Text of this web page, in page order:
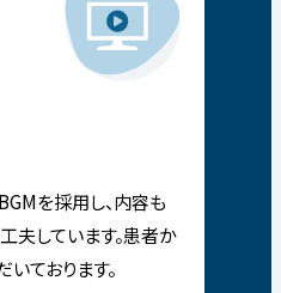
を採用し、内容も
夫しています。患者か
ております。